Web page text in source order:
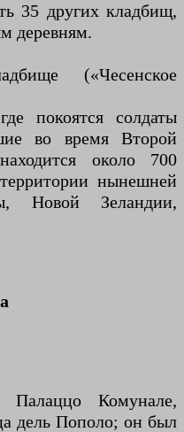
35 других кладбищ,
деревням.
(«Чесенское
покоятся солдаты
во время Второй
около 700
нынешней
Новой Зеландии,
Палаццо Комунале,
дель Пополо; он был